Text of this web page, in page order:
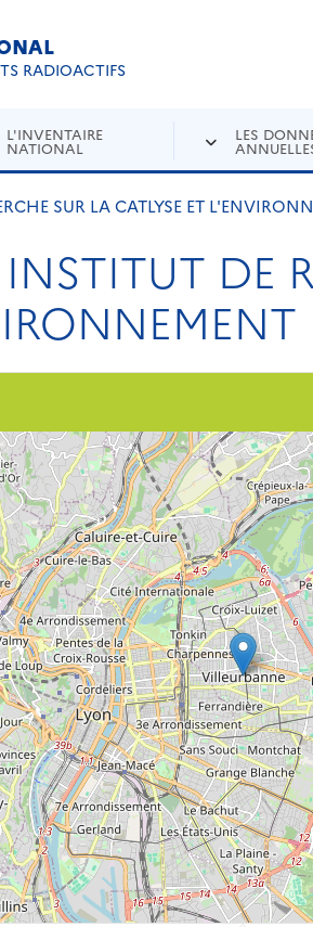
RADIOACTIFS
L'INVENTAIRE
NATIONAL
LES
SUR LA CATLYSE ET
DE